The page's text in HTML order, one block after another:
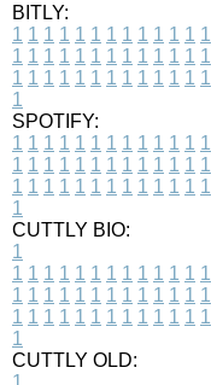
BITLY:
1 1 1 1 1 1 1 1 1 1 1 1 1
1 1 1 1 1 1 1 1 1 1 1 1 1
1 1 1 1 1 1 1 1 1 1 1 1 1
1
SPOTIFY:
1 1 1 1 1 1 1 1 1 1 1 1 1
1 1 1 1 1 1 1 1 1 1 1 1 1
1 1 1 1 1 1 1 1 1 1 1 1 1
1
CUTTLY BIO:
1
1 1 1 1 1 1 1 1 1 1 1 1 1
1 1 1 1 1 1 1 1 1 1 1 1 1
1 1 1 1 1 1 1 1 1 1 1 1 1
1
CUTTLY OLD: